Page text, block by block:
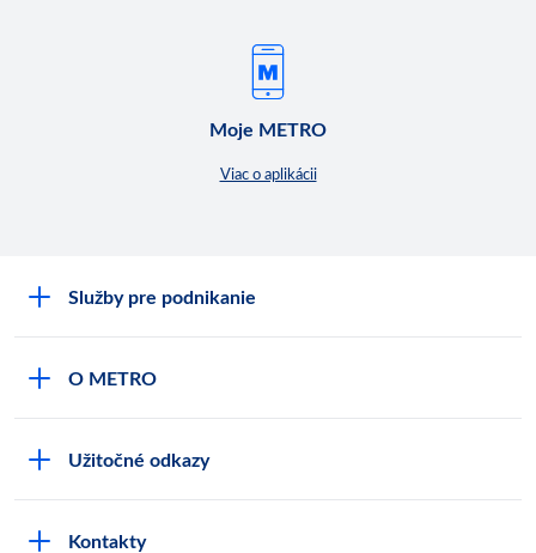
Moje METRO
Viac o aplikácii
Služby pre podnikanie
O METRO
Užitočné odkazy
Kontakty